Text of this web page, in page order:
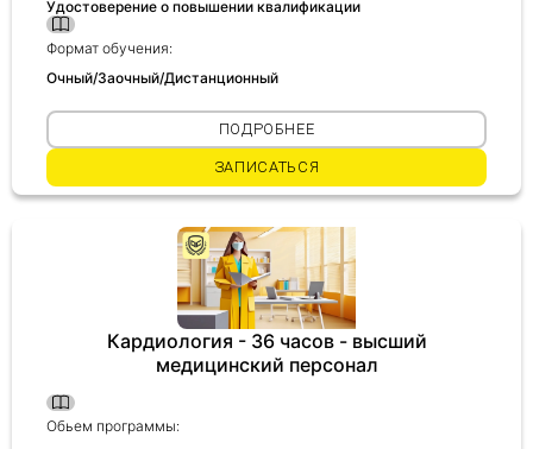
Удостоверение о повышении квалификации
Формат обучения:
Очный/Заочный/Дистанционный
ПОДРОБНЕЕ
ЗАПИСАТЬСЯ
Кардиология - 36 часов - высший
медицинский персонал
Обьем программы: